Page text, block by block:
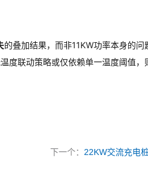
的叠加结果，而非11KW功率本身的
度联动策略或仅依赖单一温度阈值
下一个： 22KW交流充电